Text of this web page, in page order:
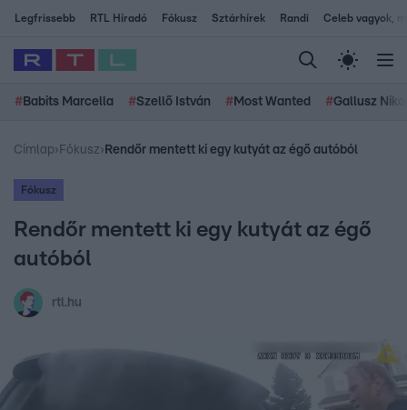
Legfrissebb RTL Híradó Fókusz Sztárhírek Randi Celeb vagyok,
# Babits Marcella #Szellő István # Most Wanted #Gallusz
Címlap› Fókusz› Rendőr mentett ki egy kutyát az égő autóból
Fókusz
Rendőr mentett ki egy kutyát az égő
autóból
rtl.hu